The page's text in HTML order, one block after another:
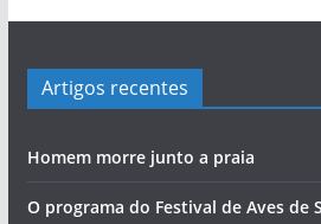
Artigos recentes
Homem morre junto a praia
O programa do Festival de Aves de